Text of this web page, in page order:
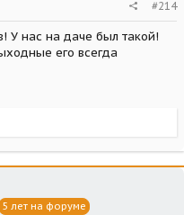
#214
У нас на даче был такой!
его всегда
5 лет на форуме